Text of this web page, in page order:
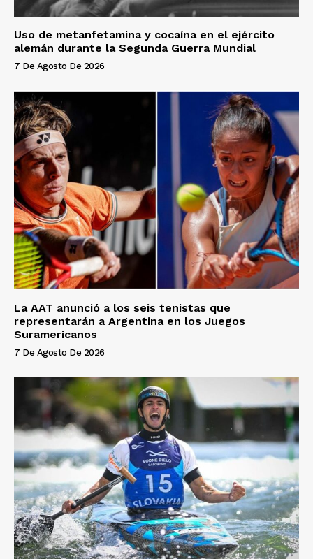
Uso de metanfetamina y cocaína en el ejército
alemán durante la Segunda Guerra Mundial
7 De Agosto De 2026
La AAT anunció a los seis tenistas que
representarán a Argentina en los Juegos
Suramericanos
7 De Agosto De 2026